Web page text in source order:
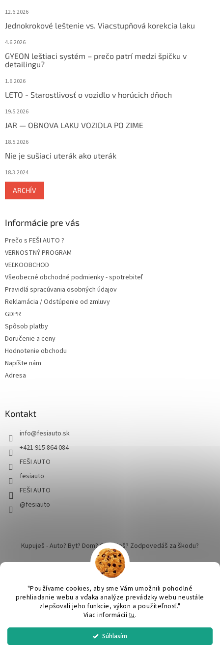
"Používame cookies, aby sme Vám umožnili pohodlné
prehliadanie webu a vďaka analýze prevádzky webu neustále
zlepšovali jeho funkcie, výkon a použiteľnosť."
Viac informáciítu.
Súhlasím
SPRACUJEME a ODOŠLEME do 24 hodín v pracovný deň. Praktický
DARČEK ku KAŽDEJ objednávke nad 50€. Nákup nad 60€ DOPRAVA
12.6.2026
Jednokrokové leštenie vs. Viacstupňová korekcia laku
4.6.2026
GYEON leštiaci systém – prečo patrí medzi špičku v
detailingu?
1.6.2026
LETO - Starostlivosť o vozidlo v horúcich dňoch
19.5.2026
JAR — OBNOVA LAKU VOZIDLA PO ZIME
18.5.2026
Nie je sušiaci uterák ako uterák
18.3.2024
ARCHÍV
Informácie pre vás
Prečo s FEŠI AUTO ?
VERNOSTNÝ PROGRAM
VEĽKOOBCHOD
Všeobecné obchodné podmienky - spotrebiteľ
Pravidlá spracúvania osobných údajov
Reklamácia / Odstúpenie od zmluvy
GDPR
Spôsob platby
Doručenie a ceny
Hodnotenie obchodu
Napíšte nám
Adresa
Kontakt
info@fesiauto.sk
+421 915 864 084
FEŠI AUTO
fesiauto
FEŠI AUTO
@fesiauto
Kupuješ - Auto? Byt? Dom? Cestuješ? Zodpovedáš za škodu?
Vytvoril Shoptet
FEŠI AUTO - pekné robíme dokonalým
práva vyhradené.Upraviť nastavenie cookies